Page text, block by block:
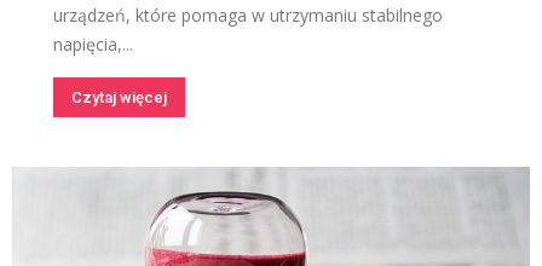
urządzeń, które pomaga w utrzymaniu stabilnego
napięcia,...
Czytaj więcej